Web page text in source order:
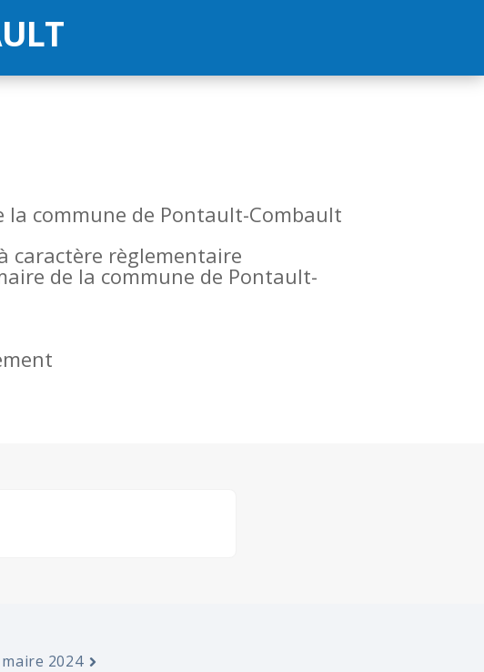
commune de Pontault-Combault
caractère règlementaire
de la commune de Pontault-
2024